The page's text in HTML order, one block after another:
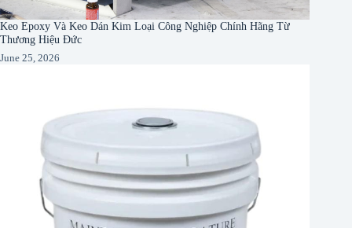
Keo Epoxy Và Keo Dán Kim Loại Công Nghiệp Chính Hãng Từ
Thương Hiệu Đức
June 25, 2026